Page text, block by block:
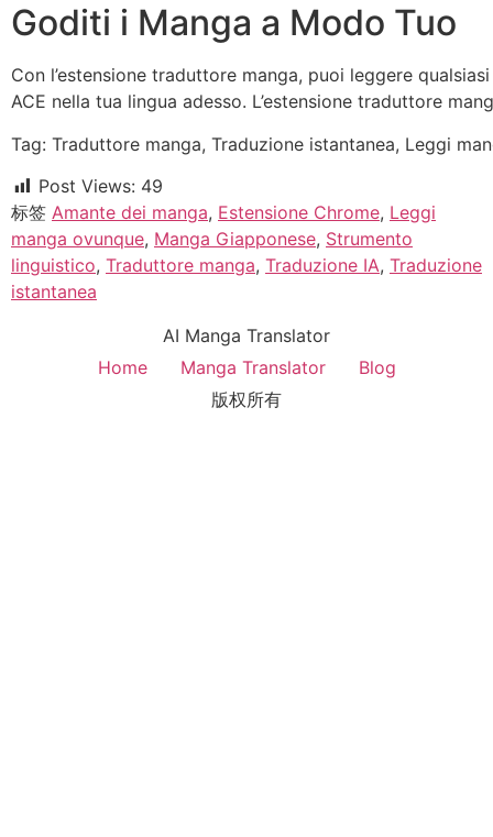
Goditi i Manga a Modo Tuo
Con l’estensione traduttore manga, puoi leggere
ACE nella tua lingua adesso. L’estensione traduttore
Tag: Traduttore manga, Traduzione istantanea, Leggi
Post Views: 49
标签 Amante dei manga, Estensione Chrome, Leggi
manga ovunque, Manga Giapponese, Strumento
linguistico, Traduttore manga, Traduzione IA, Traduzione
istantanea
AI Manga Translator
Home
Manga Translator
Blog
版权所有